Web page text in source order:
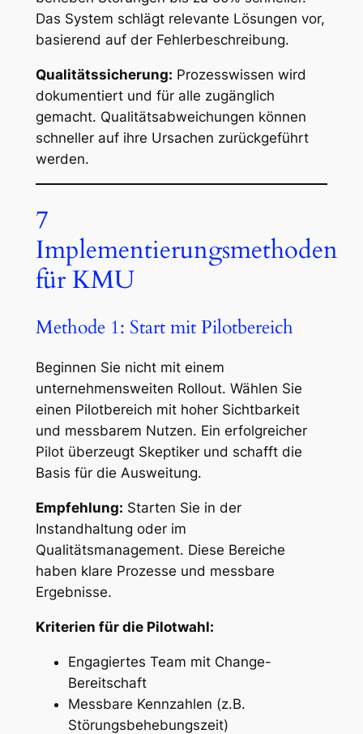
Das System schlägt relevante Lösungen vor,
basierend auf der Fehlerbeschreibung.
Qualitätssicherung: Prozesswissen wird
dokumentiert und für alle zugänglich
gemacht. Qualitätsabweichungen können
schneller auf ihre Ursachen zurückgeführt
werden.
7
Implementierungsmethoden
für KMU
Methode 1: Start mit Pilotbereich
Beginnen Sie nicht mit einem
unternehmensweiten Rollout. Wählen Sie
einen Pilotbereich mit hoher Sichtbarkeit
und messbarem Nutzen. Ein erfolgreicher
Pilot überzeugt Skeptiker und schafft die
Basis für die Ausweitung.
Empfehlung: Starten Sie in der
Instandhaltung oder im
Qualitätsmanagement. Diese Bereiche
haben klare Prozesse und messbare
Ergebnisse.
Kriterien für die Pilotwahl:
Engagiertes Team mit Change-
Bereitschaft
Messbare Kennzahlen (z.B.
Störungsbehebungszeit)